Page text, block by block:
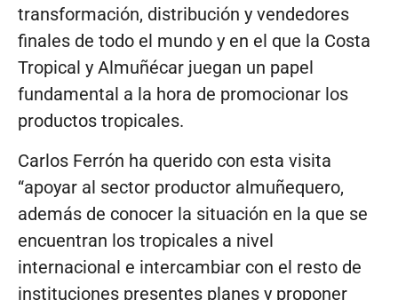
transformación, distribución y vendedores
finales de todo el mundo y en el que la Costa
Tropical y Almuñécar juegan un papel
fundamental a la hora de promocionar los
productos tropicales.
Carlos Ferrón ha querido con esta visita
“apoyar al sector productor almuñequero,
además de conocer la situación en la que se
encuentran los tropicales a nivel
internacional e intercambiar con el resto de
instituciones presentes planes y proponer